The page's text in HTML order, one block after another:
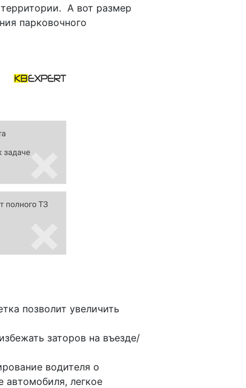
А вот размер
парковочного
позволит увеличить
заторов на въезде/
водителя о
автомобиля, легкое